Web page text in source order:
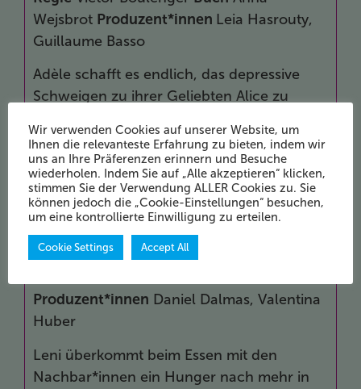
Wejsbrot Produzent*innen Leia Hasrouty,
Guillaume Basso
Adèle schafft es endlich, das depressive
Schweigen zu ihrer Geliebten Alice zu
Adèle parvient enfin à faire part de son
mal-être à Alice, sa compagne…
Hunger IHunger
RegieEsra Laske, Jennifer Mallmann
Produzent*innen Daniel Dalmas, Valentina
Huber
Leni überkommt beim Essen mit den
Nachbar*innen ein Hunger nach mehr in
Wir verwenden Cookies auf unserer Website, um
Ihnen die relevanteste Erfahrung zu bieten, indem wir
uns an Ihre Präferenzen erinnern und Besuche
wiederholen. Indem Sie auf „Alle akzeptieren“ klicken,
stimmen Sie der Verwendung ALLER Cookies zu. Sie
können jedoch die „Cookie-Einstellungen“ besuchen,
um eine kontrollierte Einwilligung zu erteilen.
Cookie Settings Accept All